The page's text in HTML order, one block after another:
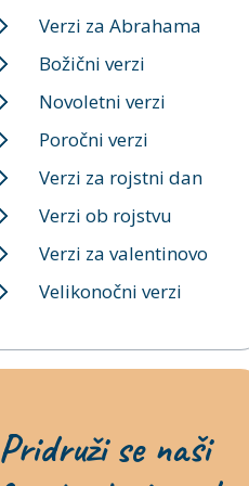
Verzi za Abrahama
Božični verzi
Novoletni verzi
Poročni verzi
Verzi za rojstni dan
Verzi ob rojstvu
Verzi za valentinovo
Velikonočni verzi
Pridruži se naši